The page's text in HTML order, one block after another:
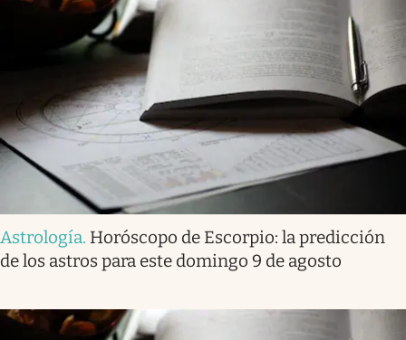
Astrología. Horóscopo de Escorpio: la predicción
de los astros para este domingo 9 de agosto